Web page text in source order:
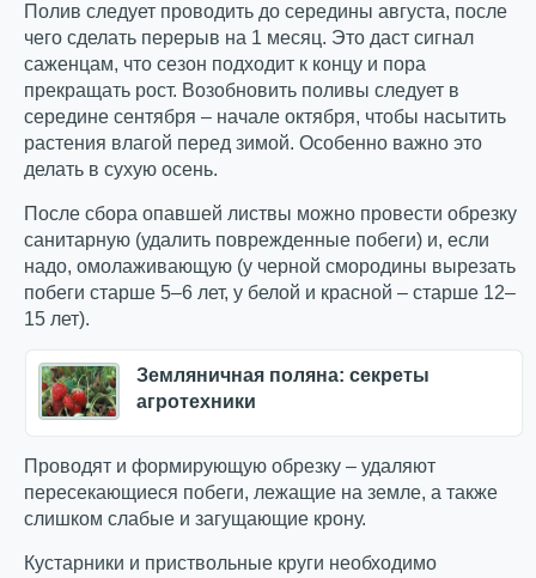
Полив следует проводить до середины августа, после
чего сделать перерыв на 1 месяц. Это даст сигнал
саженцам, что сезон подходит к концу и пора
прекращать рост. Возобновить поливы следует в
середине сентября – начале октября, чтобы насытить
растения влагой перед зимой. Особенно важно это
делать в сухую осень.
После сбора опавшей листвы можно провести обрезку
санитарную (удалить поврежденные побеги) и, если
надо, омолаживающую (у черной смородины вырезать
побеги старше 5–6 лет, у белой и красной – старше 12–
15 лет).
Земляничная поляна: секреты
агротехники
Проводят и формирующую обрезку – удаляют
пересекающиеся побеги, лежащие на земле, а также
слишком слабые и загущающие крону.
Кустарники и приствольные круги необходимо